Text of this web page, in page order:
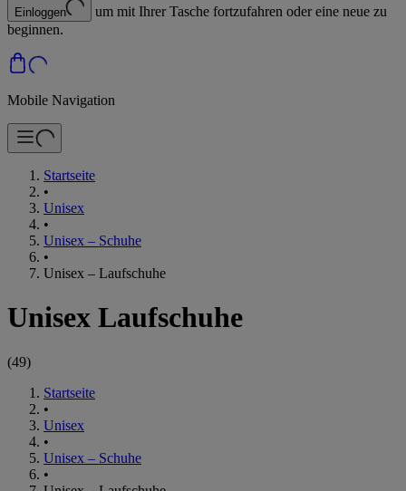
Einloggen
um mit Ihrer Tasche fortzufahren oder eine neue zu
beginnen.
Mobile Navigation
Startseite
•
Unisex
•
Unisex – Schuhe
•
Unisex – Laufschuhe
Unisex Laufschuhe
(49)
Startseite
•
Unisex
•
Unisex – Schuhe
•